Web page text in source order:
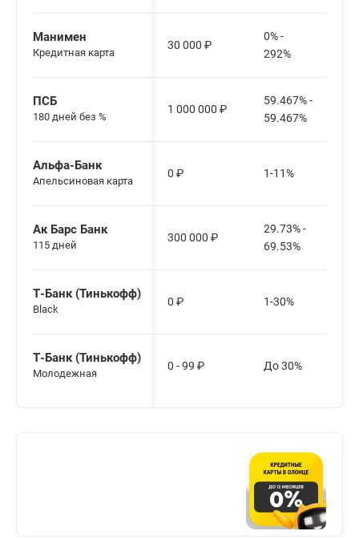
Манимен
Кредитная карта
30 000 ₽
0% -
292%
ПСБ
180 дней без %
1 000 000 ₽
59.467% -
59.467%
Альфа-Банк
Апельсиновая карта
0 ₽ 1-11%
Ак Барс Банк
115 дней
300 000 ₽
29.73% -
69.53%
Т-Банк (Тинькофф)
Black
0 ₽ 1-30%
Т-Банк (Тинькофф)
Молодежная
0 - 99 ₽ До 30%